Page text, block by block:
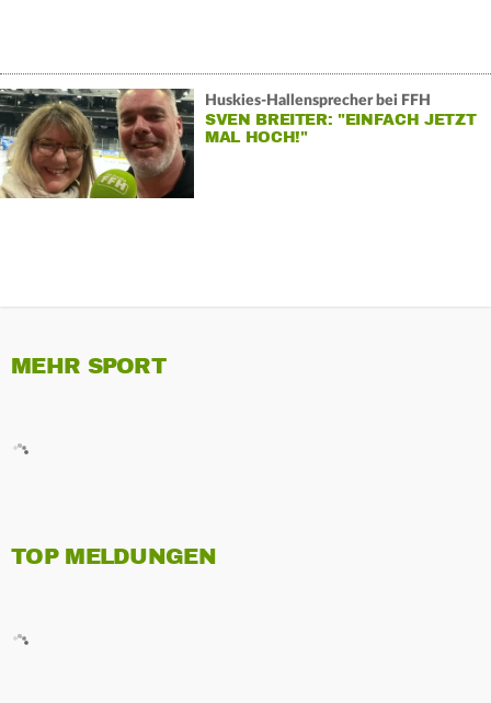
Huskies-Hallensprecher bei FFH
SVEN BREITER: "EINFACH JETZT
MAL HOCH!"
MEHR SPORT
TOP MELDUNGEN